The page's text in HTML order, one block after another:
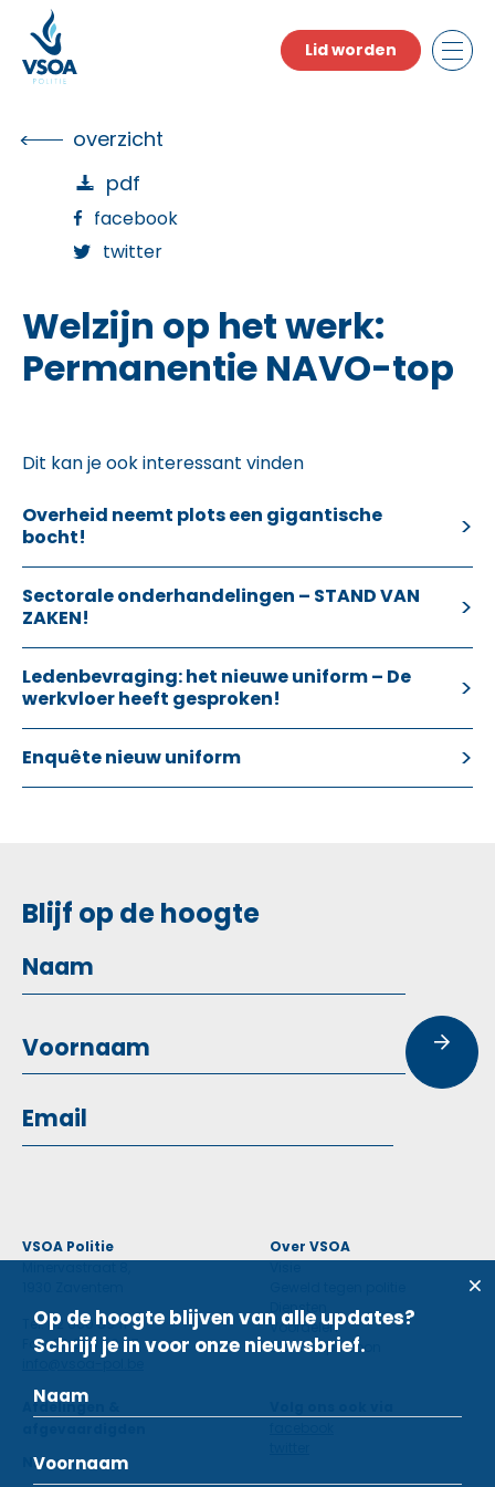
the
content
Lid worden
overzicht
pdf
facebook
twitter
Welzijn op het werk:
Permanentie NAVO-top
Dit kan je ook interessant vinden
Overheid neemt plots een gigantische
bocht!
Sectorale onderhandelingen – STAND VAN
ZAKEN!
Ledenbevraging: het nieuwe uniform – De
werkvloer heeft gesproken!
Enquête nieuw uniform
Blijf op de hoogte
VSOA Politie
Tel: 02 660 59 11
Fax: 02 660 50 97
info@vsoa-pol.be
Over VSOA
Diensten
Voordelen
Contactpersoon
Afdelingen &
Nieuws
Op de hoogte blijven van alle updates?
Schrijf je in voor onze nieuwsbrief.